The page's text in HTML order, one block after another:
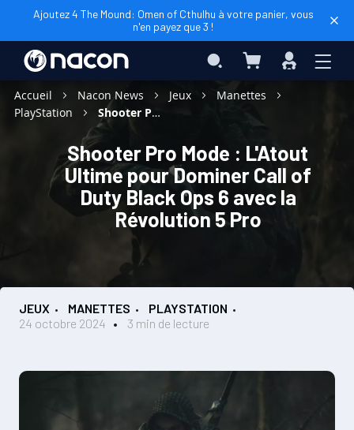
Ajoutez 4 The Mound: Omen of Cthulhu à votre panier, vous
n'en payez que 3 !
RechercherMon panierConnexion
Accueil Nacon News Jeux
Manettes
PlayStation
Shooter Pro Mode : L'Atout Ultime pour Dominer Call of Duty Black Ops 6 avec la Révolution 5 Pro
Shooter Pro Mode : L'Atout
Ultime pour Dominer Call of
Duty Black Ops 6 avec la
Révolution 5 Pro
JEUX MANETTES
PLAYSTATION
24 octobre 2024
3 min de lecture